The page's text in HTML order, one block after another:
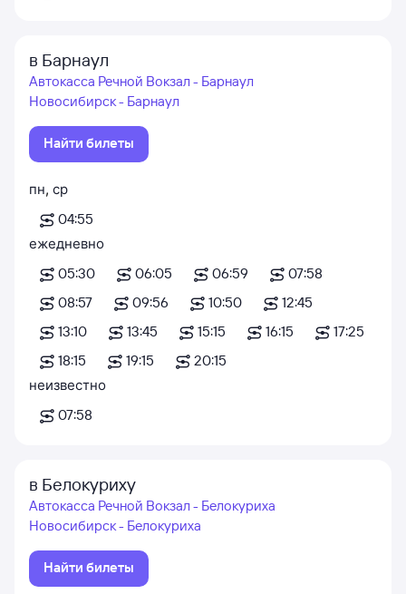
в Барнаул
Автокасса Речной Вокзал - Барнаул
Новосибирск - Барнаул
Найти билеты
пн, ср
04:55
ежедневно
05:30
06:05 06:59
07:58
08:57
09:56 10:50
12:45
13:10
13:45 15:15 16:15
17:25
18:15
19:15
20:15
неизвестно
07:58
в Белокуриху
Автокасса Речной Вокзал - Белокуриха
Новосибирск - Белокуриха
Найти билеты